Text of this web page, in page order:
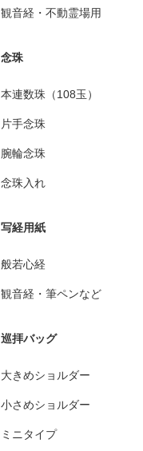
観音経・不動霊場用
念珠
本連数珠（108玉）
片手念珠
腕輪念珠
念珠入れ
写経用紙
般若心経
観音経・筆ペンなど
巡拝バッグ
大きめショルダー
小さめショルダー
ミニタイプ